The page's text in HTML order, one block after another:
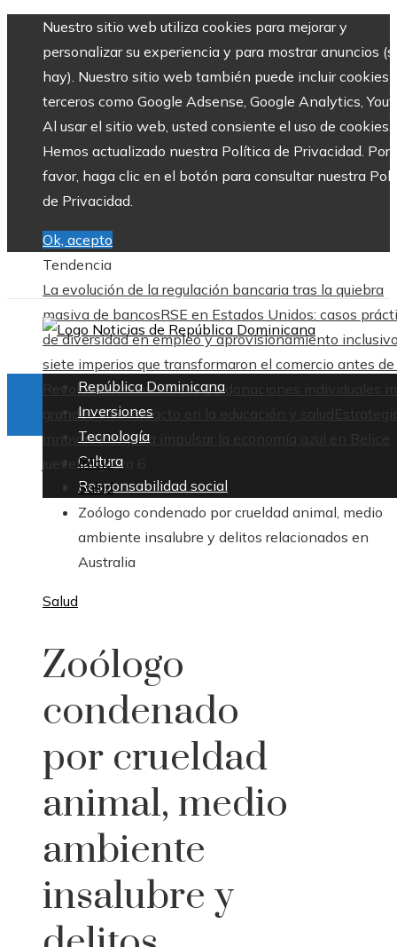
Nuestro sitio web utiliza cookies para mejorar y
personalizar su experiencia y para mostrar anuncios
hay). Nuestro sitio web también puede incluir cookies
terceros como Google Adsense, Google Analytics,
Al usar el sitio web, usted consiente el uso de cookies.
Hemos actualizado nuestra Política de Privacidad. Por
favor, haga clic en el botón para consultar nuestra
de Privacidad.
Ok, acepto
Tendencia
La evolución de la regulación bancaria tras la quiebra
masiva de bancosRSE en Estados Unidos: casos
de diversidad en empleo y aprovisionamiento
siete imperios que transformaron el comercio antes
Revolución IndustrialLas 15 donaciones individuales
grandes y su impacto en la educación y salud
innovadoras para impulsar la economía azul en Belice
jueves, agosto 6
República Dominicana
Inversiones
Tecnología
Cultura
Responsabilidad social
Inicio
Salud
Zoólogo condenado por crueldad animal, medio
ambiente insalubre y delitos relacionados en
Australia
Salud
Zoólogo
condenado
por crueldad
animal, medio
ambiente
insalubre y